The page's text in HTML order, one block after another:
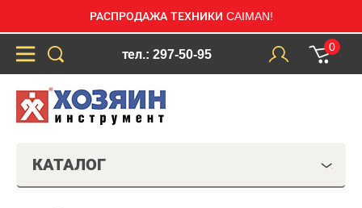
РАСПРОДАЖА ТЕХНИКИ CAIMAN!
тел.: 297-50-95
0
КАТАЛОГ